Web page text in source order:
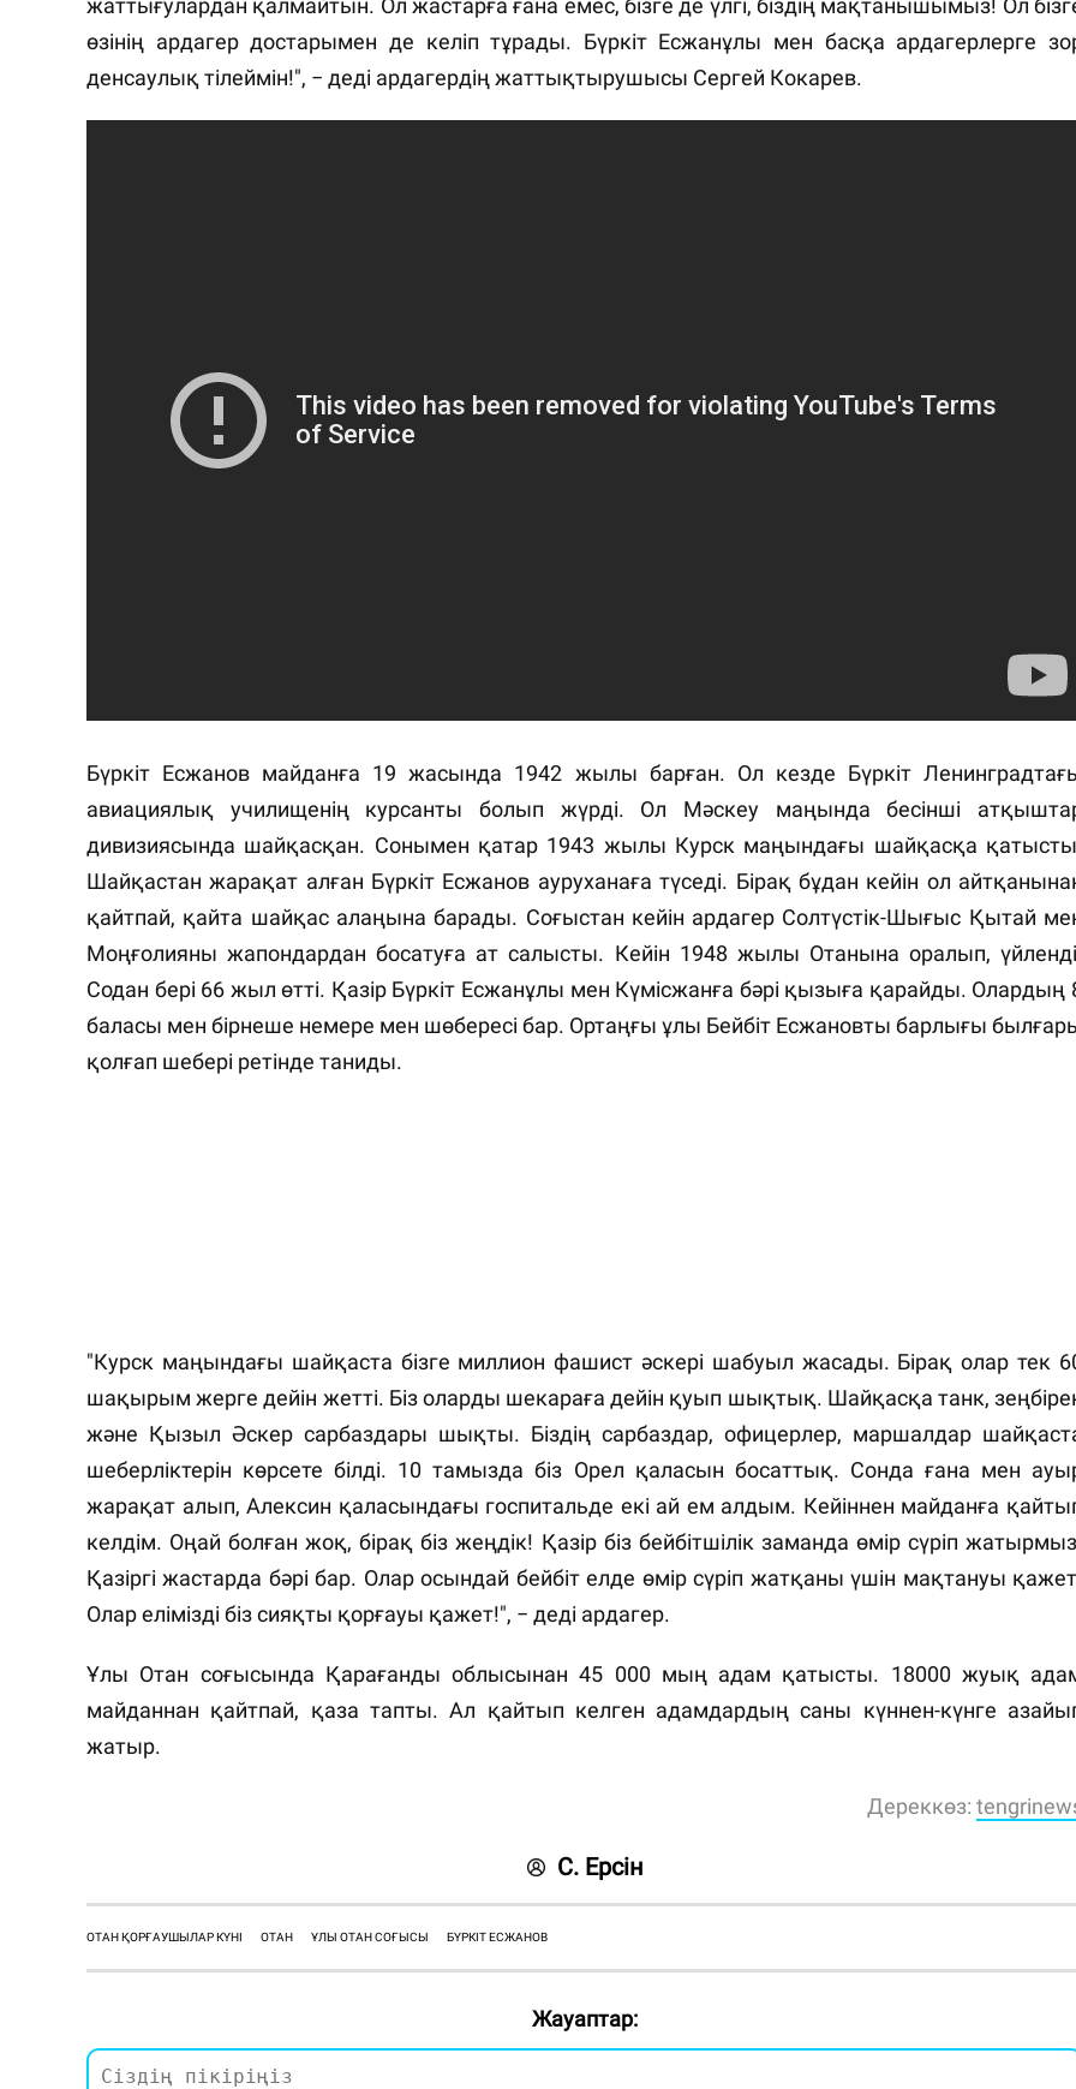
жаттығулардан қалмайтын. Ол жастарға ғана емес, бізге де үлгі, біздің мақтанышымыз! Ол
өзінің ардагер достарымен де келіп тұрады. Бүркіт Есжанұлы мен басқа ардагерлерге
денсаулық тілеймін!", − деді ардагердің жаттықтырушысы Сергей Кокарев.
Бүркіт Есжанов майданға 19 жасында 1942 жылы барған. Ол кезде Бүркіт
авиациялық училищенің курсанты болып жүрді. Ол Мәскеу маңында бесінші
дивизиясында шайқасқан. Сонымен қатар 1943 жылы Курск маңындағы шайқасқа
Шайқастан жарақат алған Бүркіт Есжанов ауруханаға түседі. Бірақ бұдан кейін ол
қайтпай, қайта шайқас алаңына барады. Соғыстан кейін ардагер Солтүстік-Шығыс Қытай
Моңғолияны жапондардан босатуға ат салысты. Кейін 1948 жылы Отанына оралып,
Содан бері 66 жыл өтті. Қазір Бүркіт Есжанұлы мен Күмісжанға бәрі қызыға қарайды. Олардың
баласы мен бірнеше немере мен шөбересі бар. Ортаңғы ұлы Бейбіт Есжановты барлығы
қолғап шебері ретінде таниды.
"Курск маңындағы шайқаста бізге миллион фашист әскері шабуыл жасады. Бірақ олар тек
шақырым жерге дейін жетті. Біз оларды шекараға дейін қуып шықтық. Шайқасқа танк,
және Қызыл Әскер сарбаздары шықты. Біздің сарбаздар, офицерлер, маршалдар
шеберліктерін көрсете білді. 10 тамызда біз Орел қаласын босаттық. Сонда ғана мен
жарақат алып, Алексин қаласындағы госпитальде екі ай ем алдым. Кейіннен майданға
келдім. Оңай болған жоқ, бірақ біз жеңдік! Қазір біз бейбітшілік заманда өмір сүріп
Қазіргі жастарда бәрі бар. Олар осындай бейбіт елде өмір сүріп жатқаны үшін мақтануы
Олар елімізді біз сияқты қорғауы қажет!", − деді ардагер.
Ұлы Отан соғысында Қарағанды облысынан 45 000 мың адам қатысты. 18000 жуық
майданнан қайтпай, қаза тапты. Ал қайтып келген адамдардың саны күннен-күнге
жатыр.
Дереккөз:
С. Ерсін
ОТАН ҚОРҒАУШЫЛАР КҮНІ ОТАН ҰЛЫ ОТАН СОҒЫСЫ БҮРКІТ ЕСЖАНОВ
Жауаптар: